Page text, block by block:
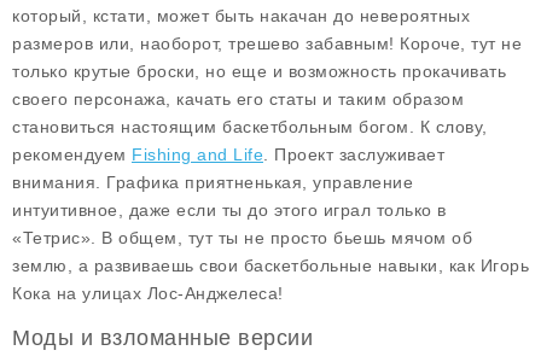
который, кстати, может быть накачан до невероятных
размеров или, наоборот, трешево забавным! Короче, тут не
только крутые броски, но еще и возможность прокачивать
своего персонажа, качать его статы и таким образом
становиться настоящим баскетбольным богом. К слову,
рекомендуем Fishing and Life . Проект заслуживает
внимания. Графика приятненькая, управление
интуитивное, даже если ты до этого играл только в
«Тетрис». В общем, тут ты не просто бьешь мячом об
землю, а развиваешь свои баскетбольные навыки, как Игорь
Кока на улицах Лос-Анджелеса!
Моды и взломанные версии